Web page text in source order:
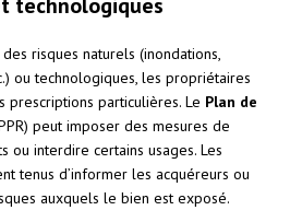
risques naturels (inondations,
ou technologiques, les propriétaires
particulières. Le Plan de
peut imposer des mesures de
ou interdire certains usages. Les
tenus d’informer les acquéreurs ou
auxquels le bien est exposé.